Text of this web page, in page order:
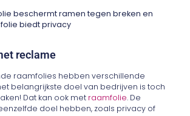
reclame
raamfolies hebben verschillende
belangrijkste doel van bedrijven is toch
Dat kan ook met raamfolie. De
doel hebben, zoals privacy of